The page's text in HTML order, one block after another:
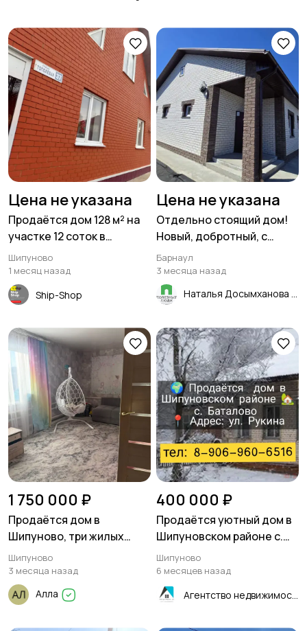
Цена не указана
Продаётся дом 128 м² на
участке 12 соток в
Шипуново
Шипуново
1 месяц назад
Ship-Shop
Цена не указана
Отдельно стоящий дом!
Новый, добротный, с
гаражом! В черте города,
рядом со всей
инфраструктурой!
Барнаул
3 месяца назад
Наталья Досымханова
1 750 000 ₽
Продаётся дом в
Шипуново, три жилых
комнаты 50 м², плюс кухня
и большой санузел с
топочной
Шипуново
3 месяца назад
Алла
400 000 ₽
Продаётся уютный дом в
Шипуновском районе с.
Баталово 47,3 м²
Шипуново
6 месяцев назад